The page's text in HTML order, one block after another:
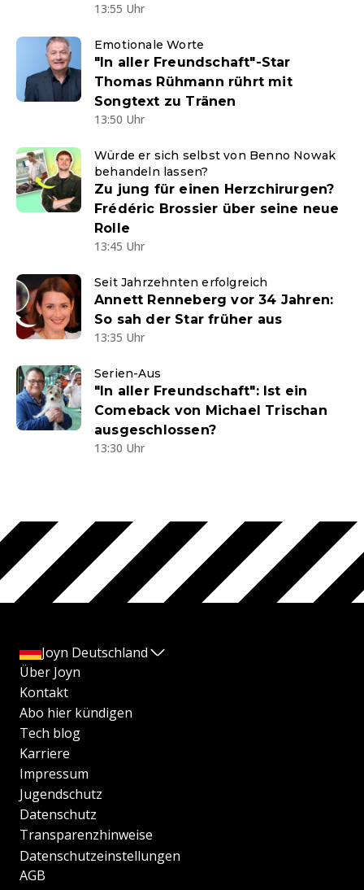
13:55 Uhr
Emotionale Worte
"In aller Freundschaft"-Star
Thomas Rühmann rührt mit
Songtext zu Tränen
13:50 Uhr
Würde er sich selbst von Benno Nowak
behandeln lassen?
Zu jung für einen Herzchirurgen?
Frédéric Brossier über seine neue
Rolle
13:45 Uhr
Seit Jahrzehnten erfolgreich
Annett Renneberg vor 34 Jahren:
So sah der Star früher aus
13:35 Uhr
Serien-Aus
"In aller Freundschaft": Ist ein
Comeback von Michael Trischan
ausgeschlossen?
13:30 Uhr
Joyn Deutschland
Über Joyn
Kontakt
Abo hier kündigen
Tech blog
Karriere
Impressum
Jugendschutz
Datenschutz
Transparenzhinweise
Datenschutzeinstellungen
AGB